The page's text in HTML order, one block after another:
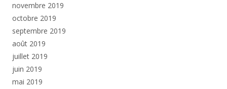
novembre 2019
octobre 2019
septembre 2019
août 2019
juillet 2019
juin 2019
mai 2019